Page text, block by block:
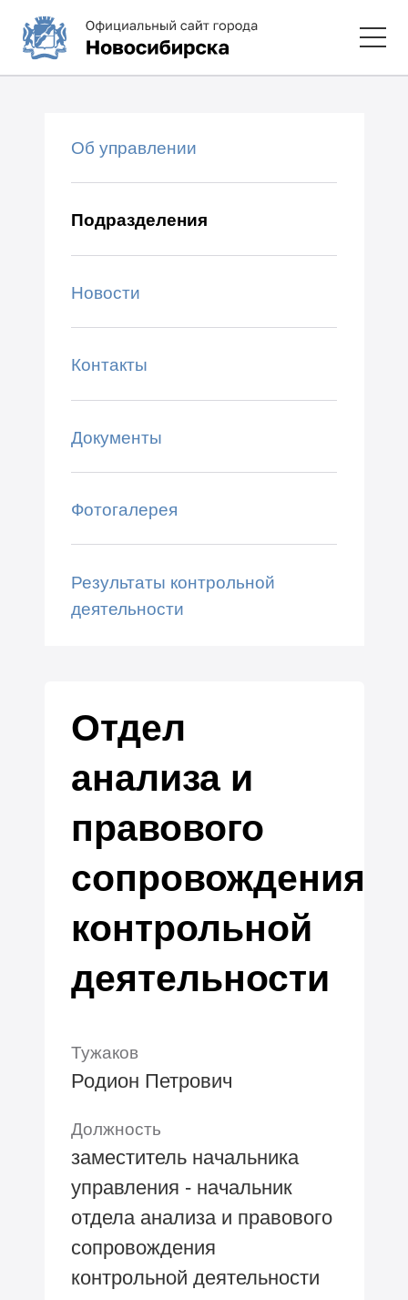
Об управлении
Подразделения
Новости
Контакты
Документы
Фотогалерея
Результаты контрольной
деятельности
Отдел
анализа и
правового
сопровождения
контрольной
деятельности
Тужаков
Родион Петрович
Должность
заместитель начальника
управления - начальник
отдела анализа и правового
сопровождения
контрольной деятельности